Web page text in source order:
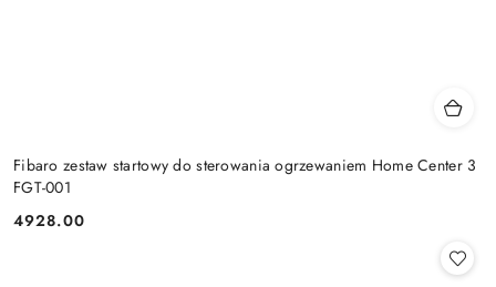
Fibaro zestaw startowy do sterowania ogrzewaniem Home Center 3
FGT-001
Cena:
4928.00